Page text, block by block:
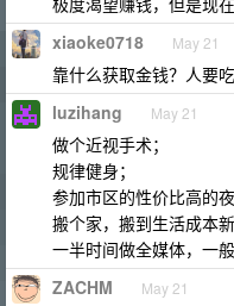
xiaoke0718 May 21
靠什么获取金钱？人要
luzihang May 21
做个近视手术；
规律健身；
参加市区的性价比高的夜
搬个家，搬到生活成本
一半时间做全媒体，一
ZACHM May 21